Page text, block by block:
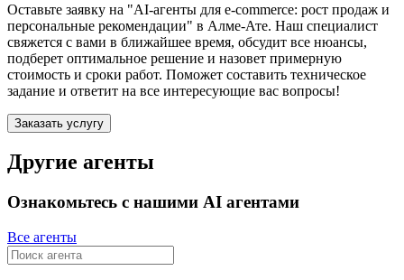
Оставьте заявку на "AI-агенты для e-commerce: рост продаж и
персональные рекомендации" в Алме-Ате. Наш специалист
свяжется с вами в ближайшее время, обсудит все нюансы,
подберет оптимальное решение и назовет примерную
стоимость и сроки работ. Поможет составить техническое
задание и ответит на все интересующие вас вопросы!
Заказать услугу
Другие агенты
Ознакомьтесь с нашими AI агентами
Все агенты